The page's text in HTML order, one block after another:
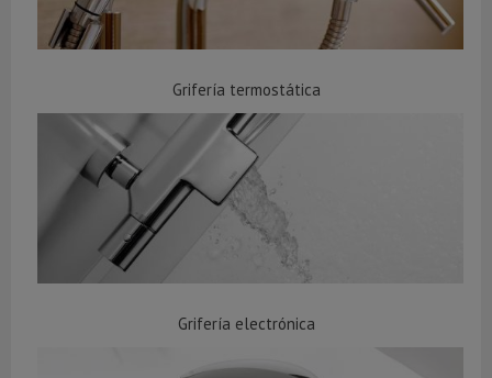
Grifería termostática
Grifería electrónica